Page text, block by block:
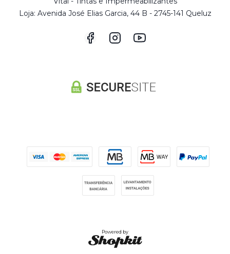
Loja: Avenida José Elias Garcia, 44 B - 2745-141 Queluz
Powered by